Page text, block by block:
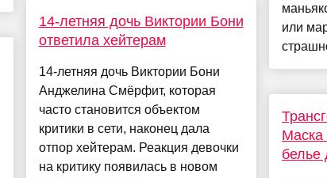
14-летняя дочь Виктории Бони
ответила хейтерам
14-летняя дочь Виктории Бони
Анджелина Смёрфит, которая
часто становится объектом
критики в сети, наконец дала
отпор хейтерам. Реакция девочки
на критику появилась в новом
или
Маска
белье